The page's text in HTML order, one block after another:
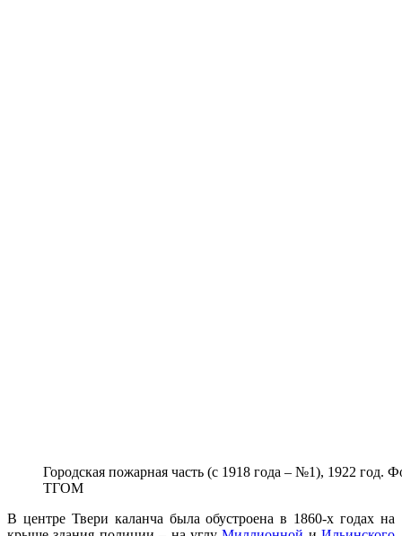
Городская пожарная часть (с 1918 года – №1), 1922 год.
ТГОМ
В центре Твери каланча была обустроена в 1860-х годах на